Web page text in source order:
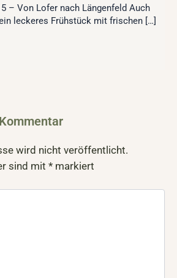
– Von Lofer nach Längenfeld Auch
leckeres Frühstück mit frischen […]
wird nicht veröffentlicht.
sind mit * markiert